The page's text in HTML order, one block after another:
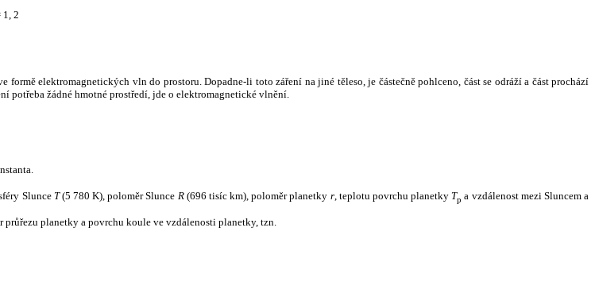
1, 2
elektromagnetických vln do prostoru. Dopadne-li toto záření na jiné těleso, je částečně pohlceno, část se odráží a část prochází
potřeba žádné hmotné prostředí, jde o elektromagnetické vlnění.
Slunce T(5 780 K), poloměr Slunce R(696 tisíc km), poloměr planetky r, teplotu povrchu planetky Tp a vzdálenost mezi Sluncem a
průřezu planetky a povrchu koule ve vzdálenosti planetky, tzn.